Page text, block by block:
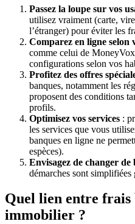
Passez la loupe sur vos
utilisez vraiment (carte,
l’étranger) pour éviter les
Comparez en ligne selon
comme celui de
configurations selon vos
Profitez des offres
banques, notamment les
proposent des conditions
profils.
Optimisez vos services :
les services que vous
banques en ligne ne
espèces).
Envisagez de changer de
démarches sont
Quel lien entre frais
immobilier ?